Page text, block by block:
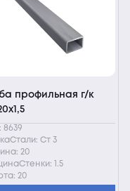
профильная г/к
8639
Ст 3
20
1.5
20